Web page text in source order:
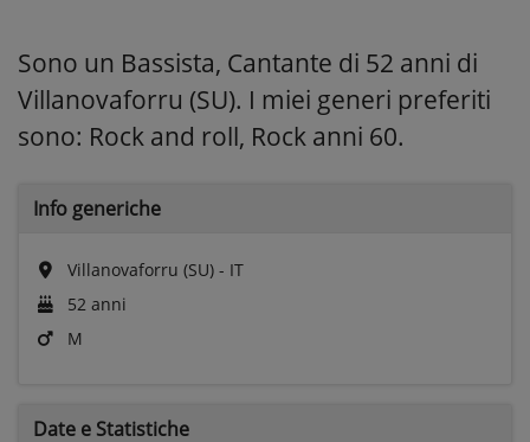
Sono un Bassista, Cantante di 52 anni di
Villanovaforru (SU). I miei generi preferiti
sono: Rock and roll, Rock anni 60.
Info generiche
Villanovaforru (SU) - IT
52 anni
M
Date e Statistiche